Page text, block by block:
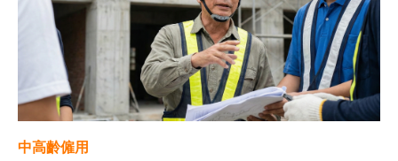
中高齡僱用